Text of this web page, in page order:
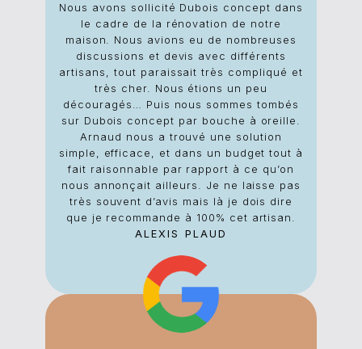
Nous avons sollicité Dubois concept dans
le cadre de la rénovation de notre
maison. Nous avions eu de nombreuses
discussions et devis avec différents
artisans, tout paraissait très compliqué et
très cher. Nous étions un peu
découragés… Puis nous sommes tombés
sur Dubois concept par bouche à oreille.
Arnaud nous a trouvé une solution
simple, efficace, et dans un budget tout à
fait raisonnable par rapport à ce qu’on
nous annonçait ailleurs. Je ne laisse pas
très souvent d’avis mais là je dois dire
que je recommande à 100% cet artisan.
ALEXIS PLAUD